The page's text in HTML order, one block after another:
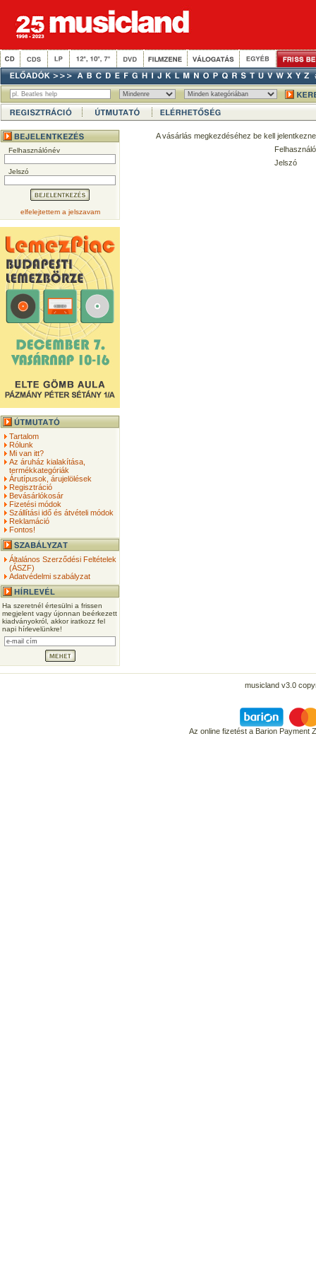
Felhasználónév
Jelszó
elfelejtettem a jelszavam
Tartalom
Rólunk
Mi van itt?
Az áruház kialakítása,
termékkategóriák
Árutípusok, árujelölések
Regisztráció
Bevásárlókosár
Fizetési módok
Szállítási idő és átvételi módok
Reklamáció
Fontos!
Általános Szerződési Feltételek
(ÁSZF)
Adatvédelmi szabályzat
Ha szeretnél értesülni a frissen
megjelent vagy újonnan beérkezett
kiadványokról, akkor iratkozz fel
napi hírlevelünkre!
A vásárlás megkezdéséhez be kell
Jelszó
musicland v3.0
Az online fizetést a Barion Payment